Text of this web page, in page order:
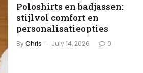
Poloshirts en badjassen:
stijlvol comfort en
personalisatieopties
ByChris July 14, 2026 0